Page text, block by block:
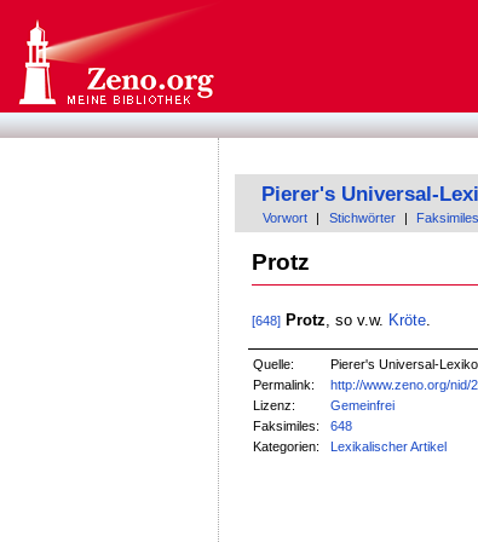
Pierer's Universal-
Vorwort Stichwörter Faksimiles
Protz
[648] Protz , so v.w. Kröte.
Quelle:
Pierer's Universal-
Permalink:
http://www.zeno.org/nid/
Lizenz:
Gemeinfrei
Faksimiles:
648
Kategorien:
Lexikalischer Artikel